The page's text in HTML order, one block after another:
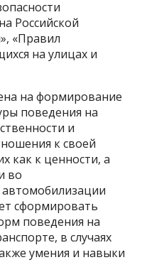
Российской
«Правил
на улицах и
на формирование
поведения на
и
к своей
как к ценности, а
во
сформировать
поведения на
в случаях
умения и навыки